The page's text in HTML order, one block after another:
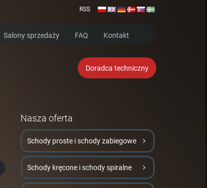
RSS
Salony sprzedaży FAQ Kontakt
Doradca techniczny
Nasza oferta
Schody proste i schody zabiegowe
Schody kręcone i schody spiralne